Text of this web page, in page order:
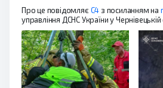
Про це повідомляє С4 з посиланням на
управління ДСНС України у Чернівецькій